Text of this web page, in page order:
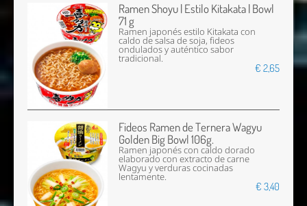
Ramen Shoyu | Estilo Kitakata | Bowl
71 g
Ramen japonés estilo Kitakata con
caldo de salsa de soja, fideos
ondulados y auténtico sabor
tradicional.
€ 2,65
Fideos Ramen de Ternera Wagyu
Golden Big Bowl 106g.
Ramen japonés con caldo dorado
elaborado con extracto de carne
Wagyu y verduras cocinadas
lentamente.
€ 3,40